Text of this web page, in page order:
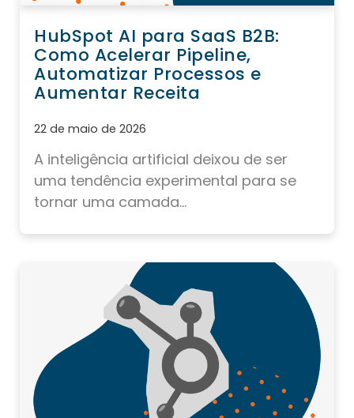
HubSpot AI para SaaS B2B:
Como Acelerar Pipeline,
Automatizar Processos e
Aumentar Receita
22 de maio de 2026
A inteligência artificial deixou de ser
uma tendência experimental para se
tornar uma camada...